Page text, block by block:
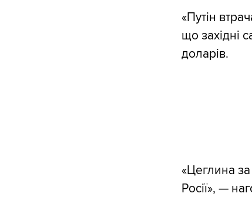
«Путін
що західні
доларів.
«Цеглина
Росії», —